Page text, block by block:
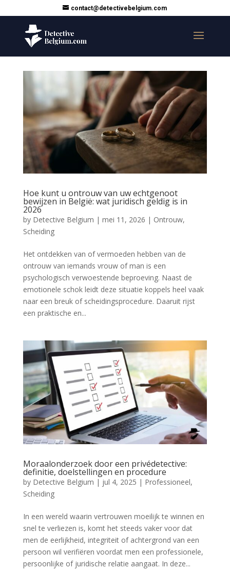
contact@detectivebelgium.com
Hoe kunt u ontrouw van uw echtgenoot
bewijzen in België: wat juridisch geldig is in
2026
by Detective Belgium | mei 11, 2026 | Ontrouw,
Scheiding
Het ontdekken van of vermoeden hebben van de
ontrouw van iemands vrouw of man is een
psychologisch verwoestende beproeving. Naast de
emotionele schok leidt deze situatie koppels heel vaak
naar een breuk of scheidingsprocedure. Daaruit rijst
een praktische en...
Moraalonderzoek door een privédetective:
definitie, doelstellingen en procedure
by Detective Belgium | jul 4, 2025 | Professioneel,
Scheiding
In een wereld waarin vertrouwen moeilijk te winnen en
snel te verliezen is, komt het steeds vaker voor dat
men de eerlijkheid, integriteit of achtergrond van een
persoon wil verifiëren voordat men een professionele,
persoonlijke of juridische relatie aangaat. In deze...